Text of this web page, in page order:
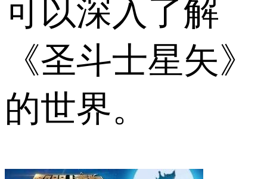
可以深入了解
《圣斗士星矢》
的世界。